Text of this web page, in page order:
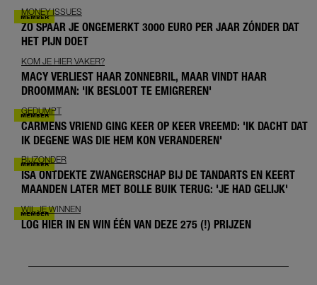
MONEY ISSUES
ZO SPAAR JE ONGEMERKT 3000 EURO PER JAAR ZÓNDER DAT
HET PIJN DOET
KOM JE HIER VAKER?
MACY VERLIEST HAAR ZONNEBRIL, MAAR VINDT HAAR
DROOMMAN: 'IK BESLOOT TE EMIGREREN'
GEDUMPT
CARMENS VRIEND GING KEER OP KEER VREEMD: 'IK DACHT DAT
IK DEGENE WAS DIE HEM KON VERANDEREN'
BIJZONDER
ISA ONTDEKTE ZWANGERSCHAP BIJ DE TANDARTS EN KEERT
MAANDEN LATER MET BOLLE BUIK TERUG: 'JE HAD GELIJK'
WIL JE WINNEN
LOG HIER IN EN WIN ÉÉN VAN DEZE 275 (!) PRIJZEN